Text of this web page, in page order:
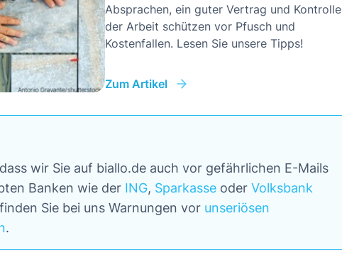
Absprachen, ein guter Vertrag und Kontrolle
der Arbeit schützen vor Pfusch und
Kostenfallen. Lesen Sie unsere Tipps!
Zum Artikel
wir Sie auf biallo.de auch vor gefährlichen E-Mails
Banken wie der ING, Sparkasse oder Volksbank
Sie bei uns Warnungen vor unseriösen
.